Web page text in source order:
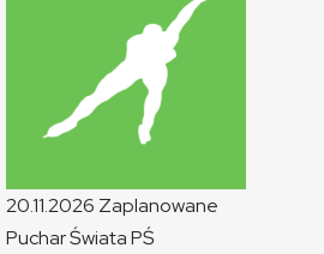
20.11.2026 Zaplanowane
Puchar ŚwiataPŚ